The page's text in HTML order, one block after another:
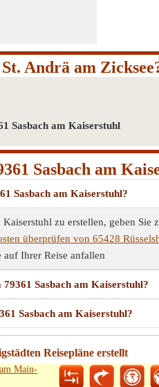
Andrä am
Sasbach am Kaiserstuhl
Sasbach am
Sasbach am Kaiserstuhl?
zu erstellen, geben Sie
überprüfen von 65428
Ihrer Reise anfallen
Sasbach am Kaiserstuhl?
Sasbach am Kaiserstuhl?
Reisepläne erstellt
Main-